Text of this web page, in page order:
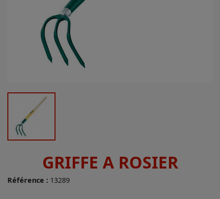
GRIFFE A ROSIER
Référence : 13289